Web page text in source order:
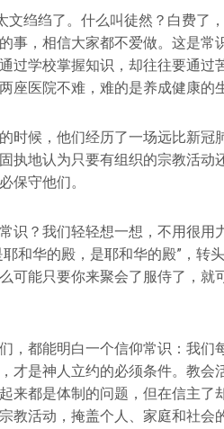
文绉绉了。什么叫徒然？白费了
事，相信大家都不爱做。这是常
过学校掌握知识，却往往要通过
座医院不难，难的是养成健康的
时候，他们经历了一场远比新冠
执地认为只要有组织的宗教活动
保守他们。
识？我们轻轻想一想，不用很用
和华的殿，是耶和华的殿”，转
可能只要你来聚会了服侍了，就
，都能明白一个信仰常识：我们
才是神人立约的必须条件。教会
来都是体制的问题，但在信主了
教活动，掩盖个人、家庭和社会